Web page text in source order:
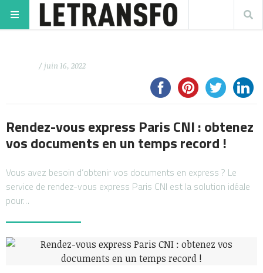
/ juin 16, 2022
Rendez-vous express Paris CNI : obtenez
vos documents en un temps record !
Vous avez besoin d’obtenir vos documents en express ? Le
service de rendez-vous express Paris CNI est la solution idéale
pour…